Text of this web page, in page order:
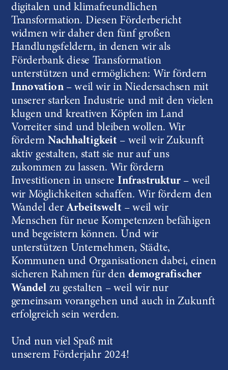
digitalen und klimafreundlichen
Transformation. Diesen Förderbericht
widmen wir daher den fünf großen
Handlungsfeldern, in denen wir als
Förderbank diese Transformation
unterstützen und ermöglichen: Wir fördern
Innovation – weil wir in Niedersachsen mit
unserer starken Industrie und mit den vielen
klugen und kreativen Köpfen im Land
Vorreiter sind und bleiben wollen. Wir
fördern Nachhaltigkeit – weil wir Zukunft
aktiv gestalten, statt sie nur auf uns
zukommen zu lassen. Wir fördern
Investitionen in unsere Infrastruktur – weil
wir Möglichkeiten schaffen. Wir fördern den
Wandel der Arbeitswelt – weil wir
Menschen für neue Kompetenzen befähigen
und begeistern können. Und wir
unterstützen Unternehmen, Städte,
Kommunen und Organisationen dabei, einen
sicheren Rahmen für den demografischer
Wandel zu gestalten – weil wir nur
gemeinsam vorangehen und auch in Zukunft
erfolgreich sein werden.
Und nun viel Spaß mit
unserem Förderjahr 2024!